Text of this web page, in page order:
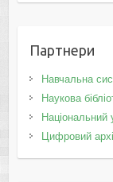
Партнери
Навчальна
Наукова
Національний
Цифровий